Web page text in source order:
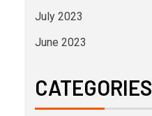
July 2023
June 2023
CATEGORIES